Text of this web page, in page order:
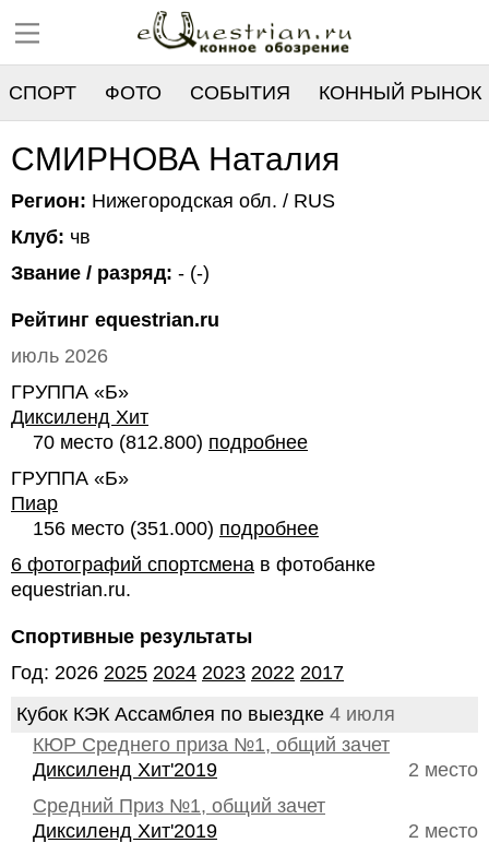
СПОРТ ФОТО СОБЫТИЯ КОННЫЙ РЫНОК
РЕЕСТР
СМИРНОВА Наталия
Регион: Нижегородская обл. / RUS
Клуб: чв
Звание / разряд: - (-)
Рейтинг equestrian.ru
июль 2026
ГРУППА «Б»
Диксиленд Хит
70 место (812.800) подробнее
ГРУППА «Б»
Пиар
156 место (351.000) подробнее
6 фотографий спортсмена в фотобанке
equestrian.ru.
Спортивные результаты
Год: 2026 2025 2024 2023 2022 2017
Кубок КЭК Ассамблея по выездке 4 июля
КЮР Среднего приза №1, общий зачет
2 место
Диксиленд Хит'2019
Средний Приз №1, общий зачет
2 место
Диксиленд Хит'2019